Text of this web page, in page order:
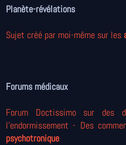
Planète-révélations
Sujet créé par moi-même sur les
Forums médicaux
Forum Doctissimo sur des
l’endormissement - Des
psychotronique